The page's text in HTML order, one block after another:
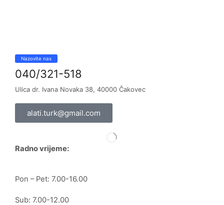
Nazovite nas
040/321-518
Ulica dr. Ivana Novaka 38, 40000 Čakovec
alati.turk@gmail.com
Radno vrijeme:
Pon – Pet: 7.00-16.00
Sub: 7.00-12.00